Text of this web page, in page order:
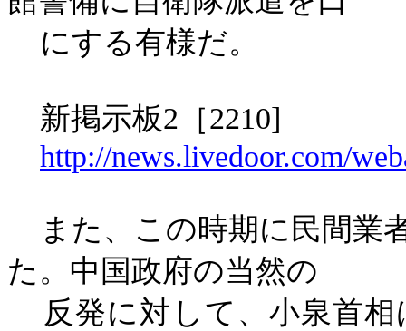
にする有様だ。
新掲示板2 ［2210]
http://news.livedoor.com/
また、この時期に民間業
た。中国政府の当然の
反発に対して、小泉首